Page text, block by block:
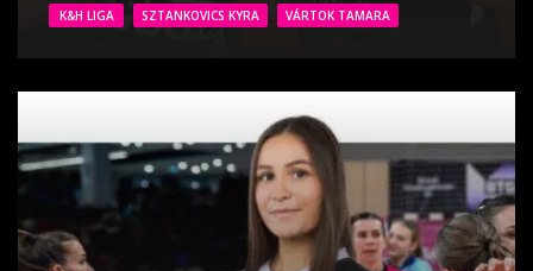
K&H LIGA SZTANKOVICS KYRA VÁRTOK TAMARA